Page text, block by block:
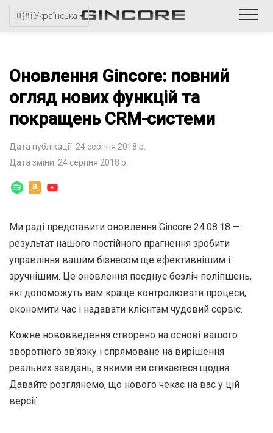
🇺🇦 Українська
Оновлення Gincore: повний
огляд нових функцій та
покращень CRM-системи
Дата публікації: 24 серпня 2018 р.
Дата зміни: 24 серпня 2018 р.
Ми раді представити оновлення Gincore 24.08.18 —
результат нашого постійного прагнення зробити
управління вашим бізнесом ще ефективнішим і
зручнішим. Це оновлення поєднує безліч поліпшень,
які допоможуть вам краще контролювати процеси,
економити час і надавати клієнтам чудовий сервіс.
Кожне нововведення створено на основі вашого
зворотного зв'язку і спрямоване на вирішення
реальних завдань, з якими ви стикаєтеся щодня.
Давайте розглянемо, що нового чекає на вас у цій
версії.